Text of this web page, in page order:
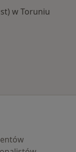
w Toruniu